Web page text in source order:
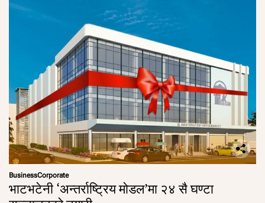
BusinessCorporate
भाटभटेनी ‘अन्तर्राष्ट्रिय मोडल’मा २४ सै घण्टा